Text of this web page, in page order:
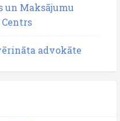
un Maksājumu
advokāte